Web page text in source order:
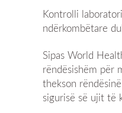
Kontrolli
ndërkombëtare
Sipas World
rëndësishëm për
thekson
sigurisë së ujit të